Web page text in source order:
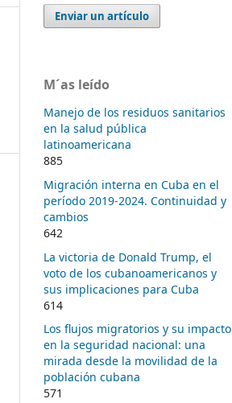
Enviar un artículo
M´as leído
Manejo de los residuos sanitarios
en la salud pública
latinoamericana
885
Migración interna en Cuba en el
período 2019-2024. Continuidad y
cambios
642
La victoria de Donald Trump, el
voto de los cubanoamericanos y
sus implicaciones para Cuba
614
Los flujos migratorios y su impacto
en la seguridad nacional: una
mirada desde la movilidad de la
población cubana
571